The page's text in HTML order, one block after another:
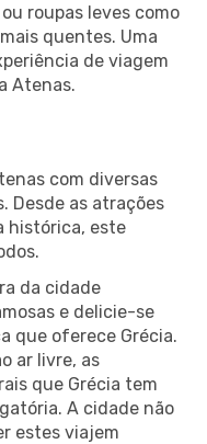
roupas leves como
quentes. Uma
de viagem
Atenas.
com diversas
Desde as atrações
histórica, este
da cidade
e delicie-se
que oferece Grécia.
ar livre, as
que Grécia tem
A cidade não
estes viajem